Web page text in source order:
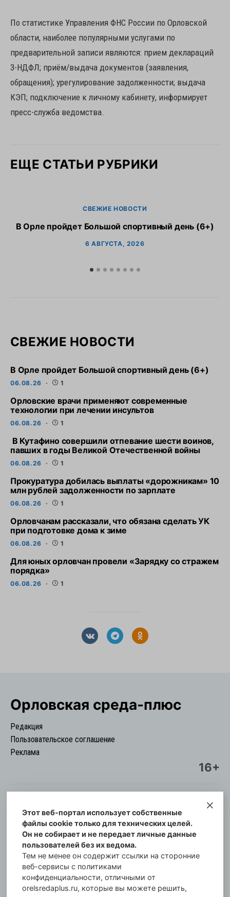
По статистике Управления ФНС России по Орловской
области, наиболее популярными услугами по
предварительной записи являются: прием деклараций
3-НДФЛ; приём/выдача документов (заявления,
обращения); урегулирование задолженности; выдача
КЭП; подключение к личному кабинету, информирует
пресс-служба ведомства.
ЕЩЕ СТАТЬИ РУБРИКИ
СВЕЖИЕ НОВОСТИ
В Орле пройдет Большой спортивный день (6+)
6 АВГУСТА, 2026
СВЕЖИЕ НОВОСТИ
В Орле пройдет Большой спортивный день (6+)
06.08.26 1
Орловские врачи применяют современные
технологии при лечении инсультов
06.08.26 1
В Кутафино совершили отпевание шести воинов,
павших в годы Великой Отечественной войны
06.08.26 1
Прокуратура добилась выплаты «дорожникам» 10
млн рублей задолженности по зарплате
06.08.26 1
Орловчанам рассказали, что обязана сделать УК
при подготовке дома к зиме
06.08.26 1
Для юных орловчан провели «Зарядку со стражем
порядка»
06.08.26 1
Орловская cреда-плюс
Редакция
Пользовательское соглашение
Реклама
16+
© Информационный городской портал
Орловская cреда-плюс, 2021-2026
Свидетельство о регистрации СМИ: ПИ №57-
00254 от 29 октября 2013 г.
Газета зарегистрирована Управлением
Федеральной службы по надзору в сфере связи,
информационных технологий и массовых
Этот веб-портал использует собственные
файлы cookie только для технических целей.
Он не собирает и не передает личные данные
пользователей без их ведома.
Тем не менее он содержит ссылки на сторонние
веб-сервисы с политиками
конфиденциальности, отличными от
orelsredaplus.ru, которые вы можете решить,